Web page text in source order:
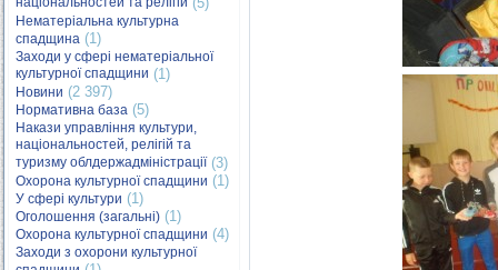
Нематеріальна культурна
спадщина (1)
Заходи у сфері нематеріальної
культурної спадщини (1)
Новини (2 397)
Нормативна база (5)
Накази управління культури,
національностей, релігій та
туризму облдержадміністрації(3)
Охорона культурної спадщини (1)
У сфері культури (1)
Оголошення (загальні) (1)
Охорона культурної спадщини (4)
Заходи з охорони культурної